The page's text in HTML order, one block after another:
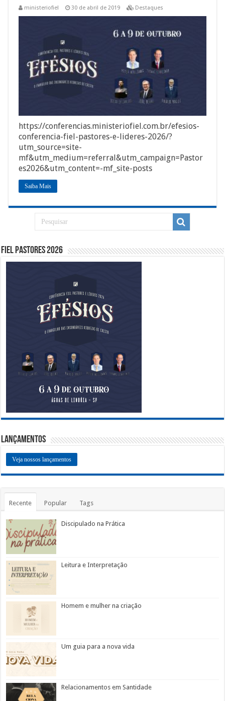
ministeriofiel 30 de abril de 2019 Destaques
https://conferencias.ministeriofiel.com.br/efesios-
conferencia-fiel-pastores-e-lideres-2026/?
utm_source=site-
mf&utm_medium=referral&utm_campaign=Pastor
es2026&utm_content=-mf_site-posts
Saiba Mais
Fiel Pastores 2026
Lançamentos
Veja nossos lançamentos
Recente Popular Tags
Discipulado na Prática
Leitura e Interpretação
Homem e mulher na criação
Um guia para a nova vida
Relacionamentos em Santidade